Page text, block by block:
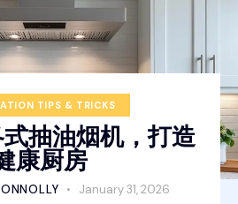
TIPS & TRICKS
抽油烟机，打造
康厨房
January 31, 2026